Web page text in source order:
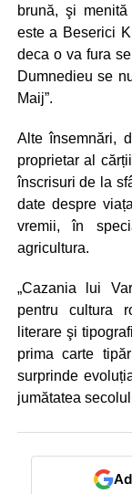
brună, şi
este a Beserici
deca o va fura
Dumnedieu se
Maij”.
Alte însemnări,
proprietar al
înscrisuri de la
date despre
vremii, în
agricultura.
„Cazania lui
pentru cultura
literare şi
prima carte
surprinde
jumătatea